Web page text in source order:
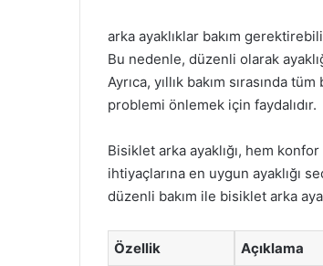
arka ayaklıklar bakım
Bu nedenle, düzenli olarak
Ayrıca, yıllık bakım sırasında
problemi önlemek için faydalıdır.
Bisiklet arka ayaklığı, hem
ihtiyaçlarına en uygun ayaklığı
düzenli bakım ile bisiklet arka
Özellik Açıklama